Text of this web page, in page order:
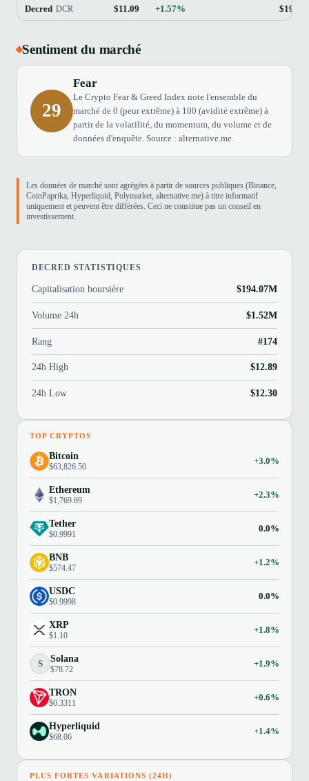
Decred DCR $11.09 +1.57%
Sentiment du marché
29
Fear
Le Crypto Fear & Greed Index note l'ensemble du
marché de 0 (peur extrême) à 100 (avidité extrême) à
partir de la volatilité, du momentum, du volume et de
données d'enquête. Source : alternative.me.
Les données de marché sont agrégées à partir de sources publiques (Binance,
CoinPaprika, Hyperliquid, Polymarket, alternative.me) à titre informatif
uniquement et peuvent être différées. Ceci ne constitue pas un conseil en
investissement.
DECRED STATISTIQUES
Capitalisation boursière $194.07M
Volume 24h $1.52M
Rang #174
24h High $12.89
24h Low $12.30
TOP CRYPTOS
Bitcoin
$63,826.50
+3.0%
Ethereum
$1,769.69
+2.3%
Tether
$0.9991
0.0%
BNB
$574.47
+1.2%
USDC
$0.9998
0.0%
XRP
$1.10
+1.8%
S Solana
$78.72
+1.9%
TRON
$0.3311
+0.6%
Hyperliquid
$68.06
+1.4%
PLUS FORTES VARIATIONS (24H)